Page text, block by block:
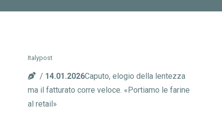
Italypost
14.01.2026Caputo, elogio della lentezza
ma il fatturato corre veloce. «Portiamo le farine
al retail»